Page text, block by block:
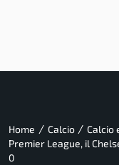
Home / Calcio / Calcio
Premier League, il
0